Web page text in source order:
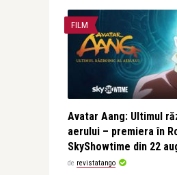
FILM
Avatar Aang: Ultimul
aerului – premiera în
SkyShowtime din 22
de revistatango